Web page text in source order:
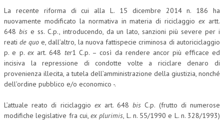
LA RIVISTA
COMITATO SCIENTIFICO
COMITATO EDITORIALE
REDAZIONE
PEER REVIEW
CODICE ETICO
La recente riforma di cui alla L. 15 dicembre 2014 n. 186 ha
nuovamente modificato la normativa in materia di riciclaggio ex artt.
648 bise ss. C.p., introducendo, da un lato, sanzioni più severe per i
reatide quoe, dall’altro, la nuova fattispecie criminosa di autoriciclaggio
p. e p. exart. 648 ter1 C.p. – così da rendere ancor più efficace ed
incisiva la repressione di condotte volte a riciclare denaro di
provenienza illecita, a tutela dell’amministrazione della giustizia, nonché
dell’ordine pubblico e/o economico -.
L’attuale reato di riciclaggio exart. 648bis C.p. (frutto di numerose
modifiche legislative fra cui, ex plurimis, L. n. 55/1990 e L. n. 328/1993)